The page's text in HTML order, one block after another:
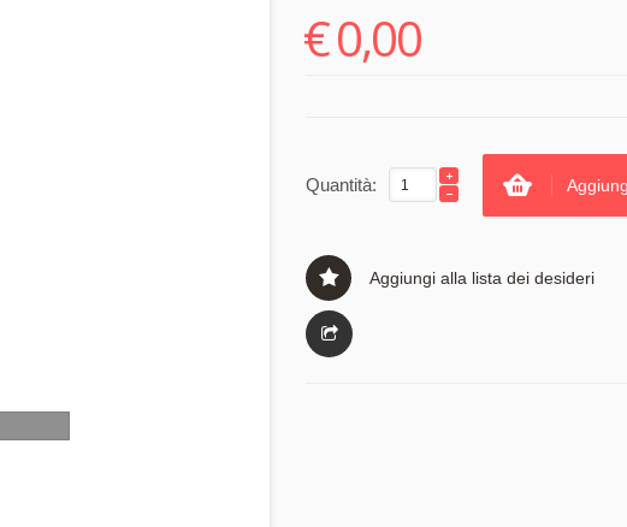
€0,00
Quantità:
Aggiungi alla lista dei desideri